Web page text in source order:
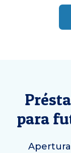
para